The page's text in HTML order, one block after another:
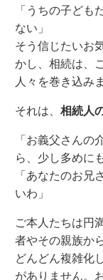
「うちの子ど
ない」
そう信じたいお
かし、相続は、
人々を巻き込みま
それは、相続人
「お義父さん
ら、少し多めに
「あなたのお
いわ」
ご本人たちは円
者やその親族か
どんどん複雑化
がありません。